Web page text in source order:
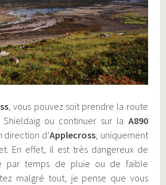
, vous pouvez soit prendre la route
ou continuer sur la A890
direction d’Applecross , uniquement
En effet, il est très dangereux de
par temps de pluie ou de faible
malgré tout, je pense que vous